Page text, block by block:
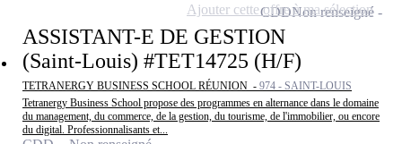
ASSISTANT-E DE GESTION
(Saint-Louis) #TET14725 (H/F)
TETRANERGY BUSINESS SCHOOL RÉUNION - 974 - SAINT-LOUIS
Tetranergy Business School propose des programmes en alternance dans le domaine
du management, du commerce, de la gestion, du tourisme, de l'immobilier, ou encore
du digital. Professionnalisants et...
CDDNon renseigné
Ajouter cette offre à ma sélection